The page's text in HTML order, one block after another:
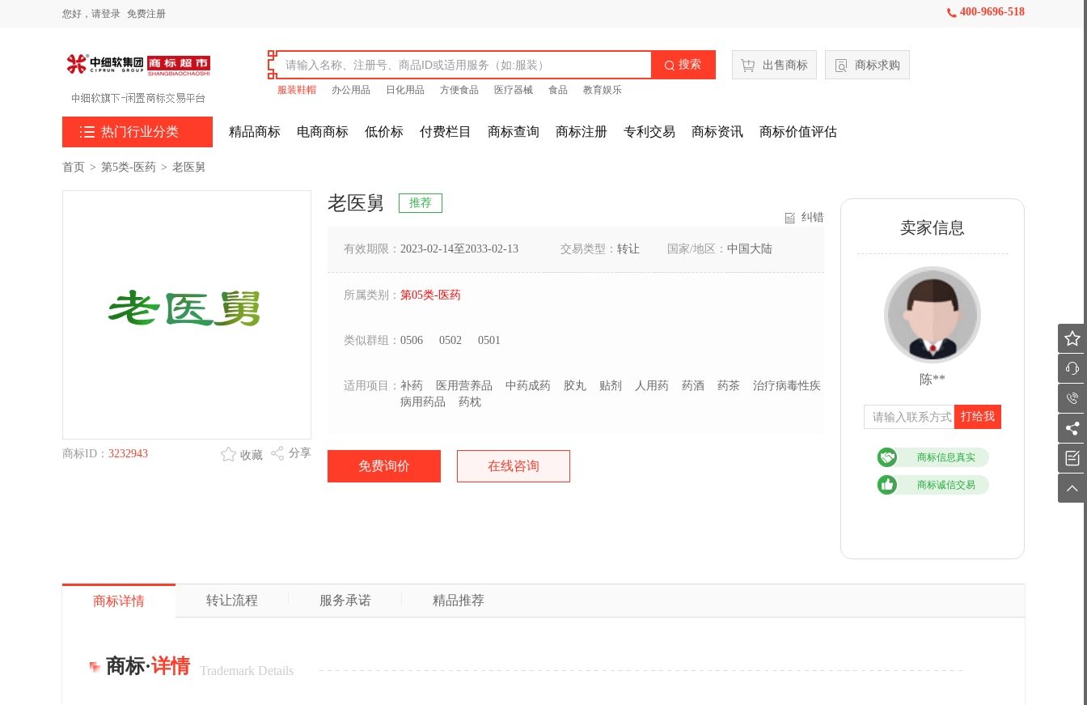
您好， 请登录 免费注册  400-9696-518
 搜索
服装鞋帽 办公用品 日化用品 方便食品 医疗器械 食品 教育娱乐
出售商标 商标求购
 热门行业分类 精品商标 电商商标 低价标 付费栏目 商标查询 商标注册 专利交易 商标资讯 商标价值评估
首页 > 第5类-医药 > 老医舅
商标ID： 3232943 分享
收藏
老医舅
推荐
纠错
有效期限： 2023-02-14至2033-02-13 交易类型： 转让 国家/地区： 中国大陆
所属类别： 第05类-医药
类似群组： 0506 0502 0501
适用项目： 补药 医用营养品 中药成药 胶丸 贴剂 人用药 药酒 药茶
治疗病毒性疾
病用药品
药枕
免费询价 在线咨询
卖家信息
陈**
打给我
商标信息真实
商标诚信交易
商标详情 转让流程 服务承诺 精品推荐
商标·详情 Trademark Details





